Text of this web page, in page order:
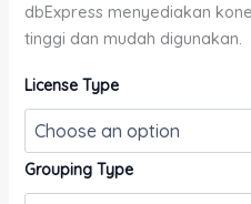
dbExpress menyediakan
tinggi dan mudah digunakan.
License Type
Grouping Type